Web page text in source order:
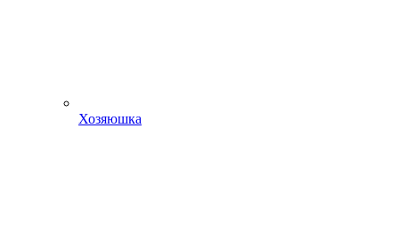
Хозяюшка